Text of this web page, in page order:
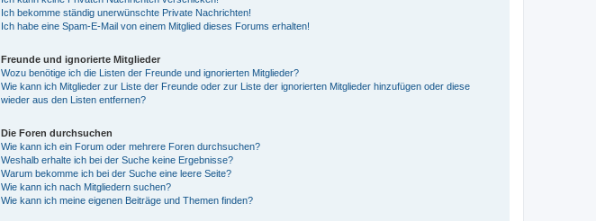
Ich bekomme ständig unerwünschte Private Nachrichten!
Ich habe eine Spam-E-Mail von einem Mitglied dieses Forums erhalten!
Freunde und ignorierte Mitglieder
Wozu benötige ich die Listen der Freunde und ignorierten Mitglieder?
Wie kann ich Mitglieder zur Liste der Freunde oder zur Liste der ignorierten Mitglieder hinzufügen oder diese
wieder aus den Listen entfernen?
Die Foren durchsuchen
Wie kann ich ein Forum oder mehrere Foren durchsuchen?
Weshalb erhalte ich bei der Suche keine Ergebnisse?
Warum bekomme ich bei der Suche eine leere Seite?
Wie kann ich nach Mitgliedern suchen?
Wie kann ich meine eigenen Beiträge und Themen finden?